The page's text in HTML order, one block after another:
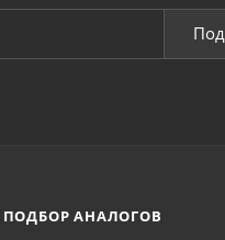
ПОДБОР АНАЛОГОВ